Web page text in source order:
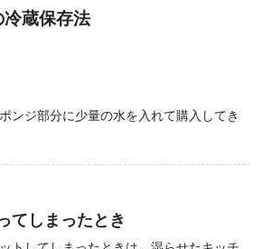
蔵保存法
ンジ部分に少量の水を入れて購入してき
てしまったとき